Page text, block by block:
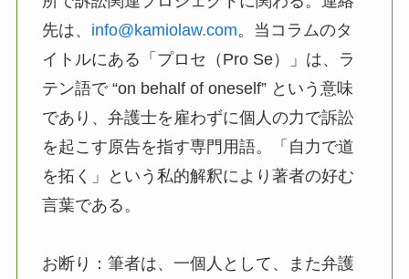
先は、 info@kamiolaw.com。当コラムのタ
イトルにある「プロセ（Pro Se）」は、ラ
テン語で “on behalf of oneself” という意味
であり、弁護士を雇わずに個人の力で訴訟
を起こす原告を指す専門用語。「自力で道
を拓く」という私的解釈により著者の好む
言葉である。
お断り：筆者は、一個人として、また弁護